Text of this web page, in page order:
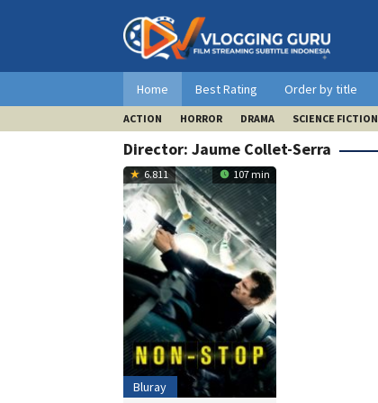
Home Best Rating Order by title
ACTION HORROR DRAMA SCIENCE FICTION
Director: Jaume Collet-Serra
6.811 107 min
Bluray